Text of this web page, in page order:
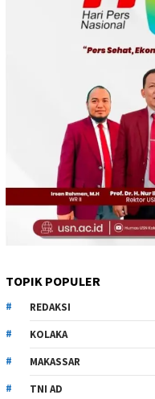
TOPIK POPULER
REDAKSI
KOLAKA
MAKASSAR
TNI AD